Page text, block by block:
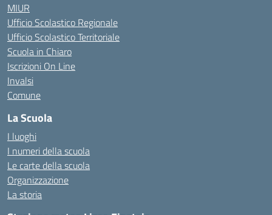
MIUR
Ufficio Scolastico Regionale
Ufficio Scolastico Territoriale
Scuola in Chiaro
Iscrizioni On Line
Invalsi
Comune
La Scuola
I luoghi
I numeri della scuola
Le carte della scuola
Organizzazione
La storia